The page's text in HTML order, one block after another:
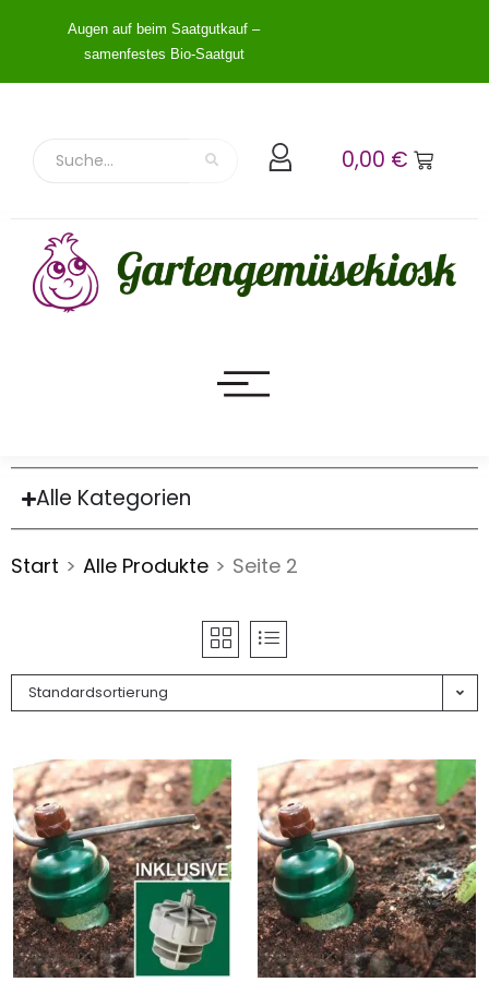
Augen auf beim Saatgutkauf –
samenfestes Bio-Saatgut
0,00 €
Alle Kategorien
Start > Alle Produkte > Seite 2
Standardsortierung